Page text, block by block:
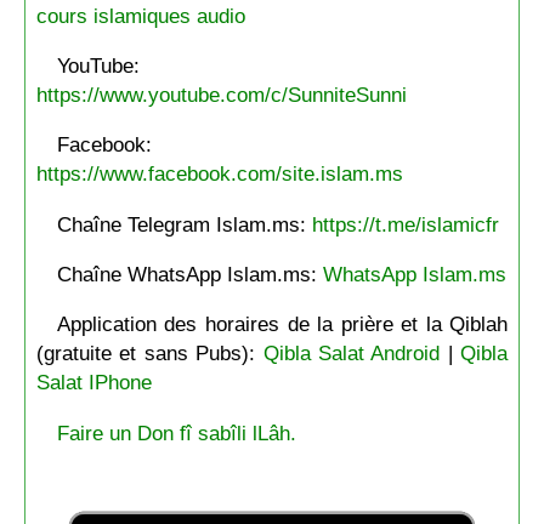
cours islamiques audio
YouTube:
https://www.youtube.com/c/SunniteSunni
Facebook:
https://www.facebook.com/site.islam.ms
Chaîne Telegram Islam.ms: https://t.me/islamicfr
Chaîne WhatsApp Islam.ms: WhatsApp Islam.ms
Application des horaires de la prière et la Qiblah
(gratuite et sans Pubs): Qibla Salat Android |Qibla
Salat IPhone
Faire un Don fî sabîli lLâh.